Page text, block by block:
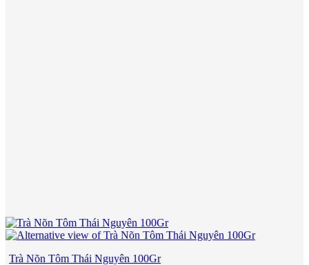
Trà Nõn Tôm Thái Nguyên 100Gr